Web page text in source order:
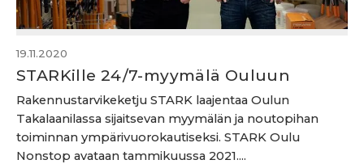
19.11.2020
STARKille 24/7-myymälä Ouluun
Rakennustarvikeketju STARK laajentaa Oulun
Takalaanilassa sijaitsevan myymälän ja noutopihan
toiminnan ympärivuorokautiseksi. STARK Oulu
Nonstop avataan tammikuussa 2021....